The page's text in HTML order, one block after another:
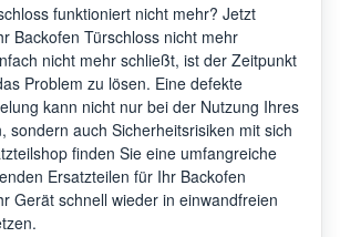
funktioniert nicht mehr? Jetzt
Backofen Türschloss nicht mehr
nicht mehr schließt, ist der Zeitpunkt
Problem zu lösen. Eine defekte
kann nicht nur bei der Nutzung Ihres
sondern auch Sicherheitsrisiken mit sich
finden Sie eine umfangreiche
Ersatzteilen für Ihr Backofen
Gerät schnell wieder in einwandfreien